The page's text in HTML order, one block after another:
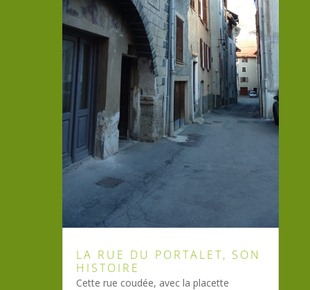
LA RUE DU PORTALET, SON
HISTOIRE
Cette rue coudée, avec la placette